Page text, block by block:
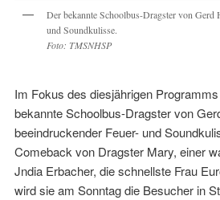
Der bekannte Schoolbus-Dragster von Gerd
und Soundkulisse.
Foto: TMSNHSP
Im Fokus des diesjährigen
bekannte Schoolbus-Dragster von
beeindruckender Feuer- und
Comeback von Dragster Mary, einer
Jndia Erbacher, die schnellste Frau
wird sie am Sonntag die Besucher in